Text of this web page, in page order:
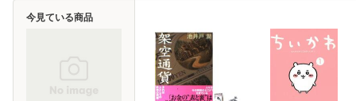
今見ている商品